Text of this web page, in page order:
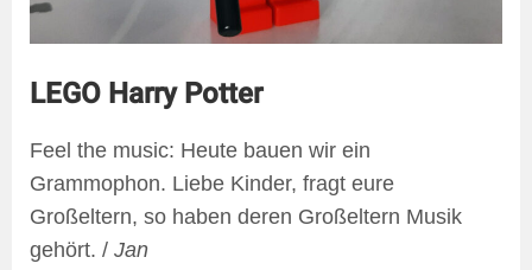
LEGO Harry Potter
Feel the music: Heute bauen wir ein
Grammophon. Liebe Kinder, fragt eure
Großeltern, so haben deren Großeltern Musik
gehört. / Jan